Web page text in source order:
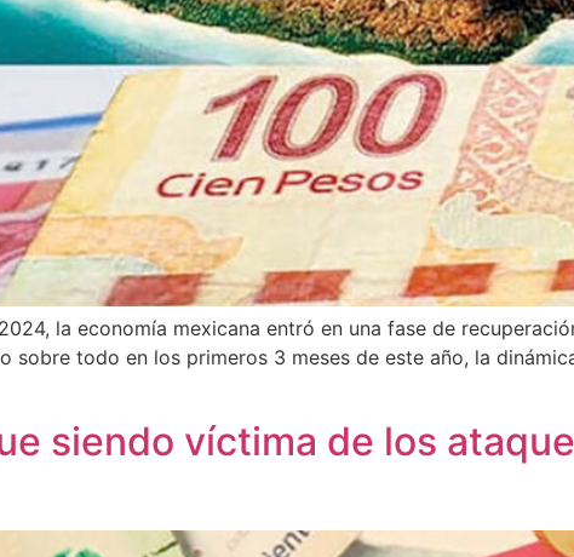
la economía mexicana entró en una fase de
sobre todo en los primeros 3 meses de este año, la
siendo víctima de los